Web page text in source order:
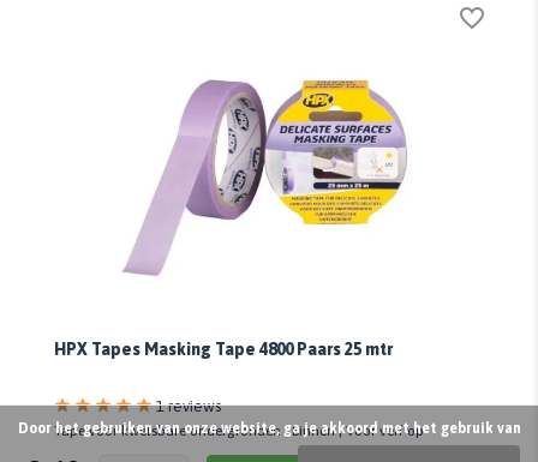
HPX Tapes Masking Tape 4800 Paars 25 mtr
1 reviews
Tape voor kwetsbare ondergronden | Binnen | Voor verf op
waterbasis | 25 mm x 25 mtr
Door het gebruiken van onze website, ga je akkoord met het gebruik van